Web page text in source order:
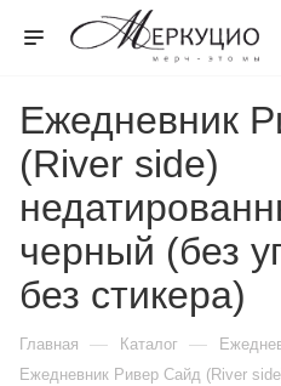
Ежедневник
(River side)
черный (без
без стикера)
Главная — Каталог —
Ежедневник Ривер Сайд (River